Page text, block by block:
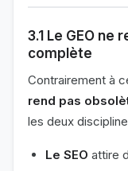
3.1 Le GEO ne
complète
Contrairement à
rend pas
les deux
Le SEO attire